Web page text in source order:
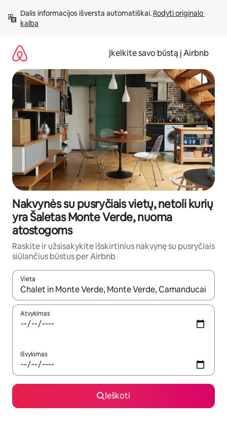
prie
turinio
Dalis informacijos išversta automatiškai. Rodyti originalo
kalba
Įkelkite savo būstą į Airbnb
Nakvynės su pusryčiais vietų, netoli kurių
yra Šaletas Monte Verde, nuoma
atostogoms
Raskite ir užsisakykite išskirtinius nakvynę su pusryčiais
siūlančius būstus per Airbnb
Vieta
Kai pasirodys paieškos rezultatai, juos naršyti galite
Atvykimas
Išvykimas
Ieškoti